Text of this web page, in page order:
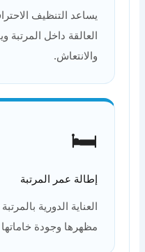
يساعد التنظيف
العالقة داخل المرتبة
والانتعاش.
🛏️
إطالة عمر المرتبة
العناية الدورية
مظهرها وجودة